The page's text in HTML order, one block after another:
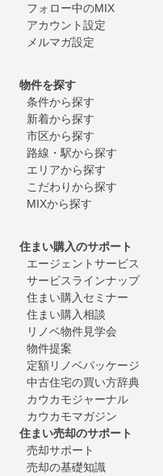
フォロー中のMIX
アカウント設定
メルマガ設定
物件を探す
条件から探す
新着から探す
市区から探す
路線・駅から探す
エリアから探す
こだわりから探す
MIXから探す
住まい購入のサポート
エージェントサービス
サービスラインナップ
住まい購入セミナー
住まい購入相談
リノベ物件見学会
物件提案
定額リノベパッケージ
中古住宅の買い方辞典
カウカモジャーナル
カウカモマガジン
住まい売却のサポート
売却サポート
売却の基礎知識